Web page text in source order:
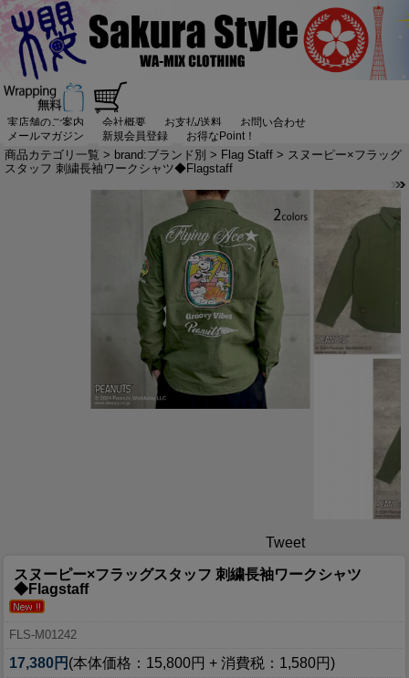
実店舗のご案内 会社概要 お支払/送料
お問い合わせ
メールマガジン
新規会員登録 お得なPoint！
商品カテゴリ一覧 > brand:ブランド別 > Flag Staff > スヌーピー×フラッグ
スタッフ 刺繍長袖ワークシャツ◆Flagstaff
Tweet
スヌーピー×フラッグスタッフ 刺繍長袖ワークシャツ
◆Flagstaff
FLS-M01242
17,380円 (本体価格：15,800円 + 消費税：1,580円)